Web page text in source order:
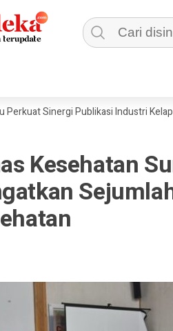
Sinergi Publikasi Industri Kelapa
Kesehatan